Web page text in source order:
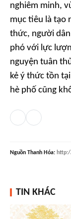
nghiêm minh,
mục tiêu là tạo
thức, người
phó với lực
nguyện tuân
kẻ ý thức tồn
hè phố cũng
Nguồn Thanh Hóa:
TIN KHÁC